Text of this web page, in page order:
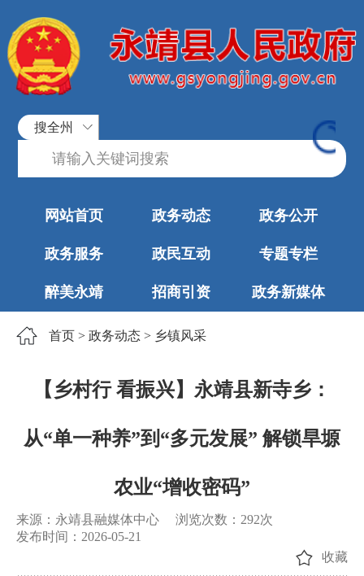
搜全州
网站首页 政务动态 政务公开
政务服务 政民互动 专题专栏
醉美永靖 招商引资 政务新媒体
首页 > 政务动态 > 乡镇风采
【乡村行 看振兴】永靖县新寺乡：
从“单一种养”到“多元发展” 解锁旱塬
农业“增收密码”
来源：永靖县融媒体中心 浏览次数： 292次
发布时间：2026-05-21
收藏